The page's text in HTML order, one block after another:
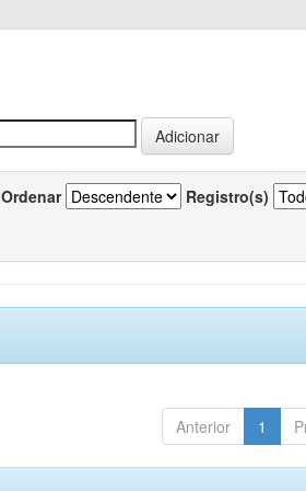
Ordenar Registro(s)
Anterior 1